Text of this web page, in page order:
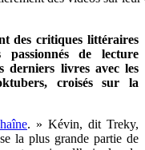
des critiques littéraires
de lecture
derniers livres avec les
croisés sur la
. » Kévin, dit Treky,
la plus grande partie de